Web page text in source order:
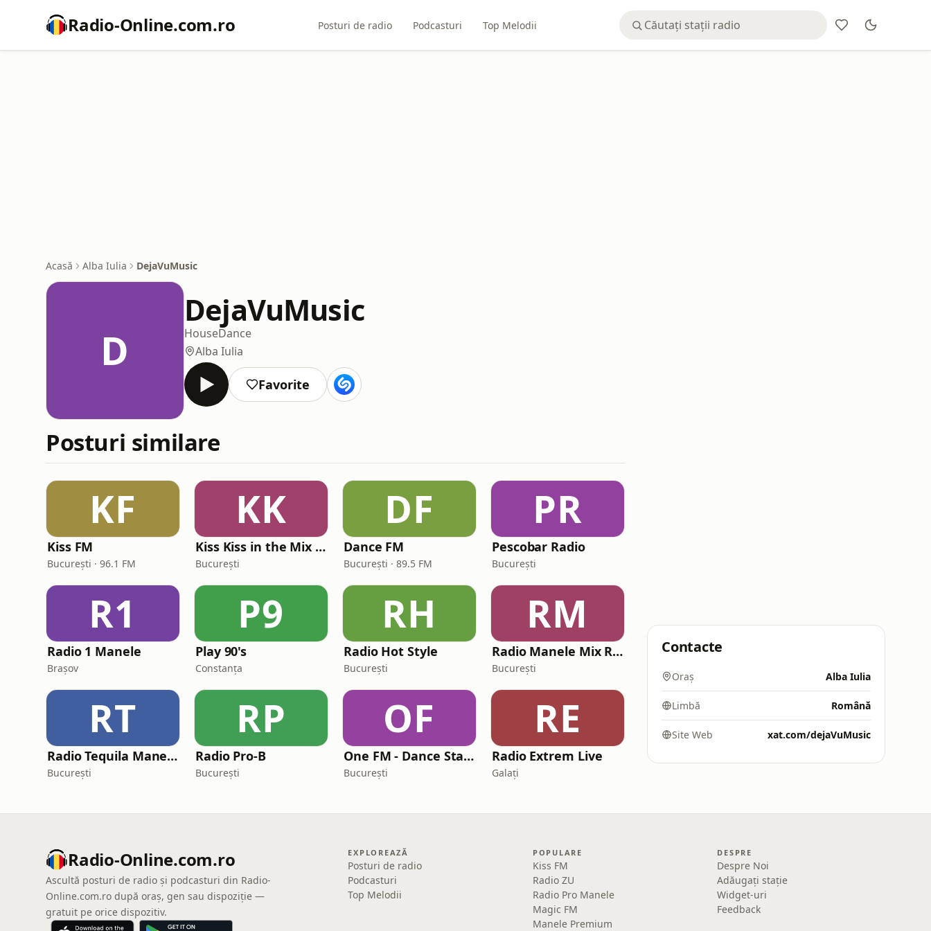
Radio-Online.com.ro Posturi de radio Podcasturi Top Melodii
Acasă Alba Iulia DejaVuMusic
D
DejaVuMusic
HouseDance
Alba Iulia
Favorite
Posturi similare
KF
Kiss FM
București · 96.1 FM
KK
Kiss Kiss in the Mix Radio
București
DF
Dance FM
București · 89.5 FM
PR
Pescobar Radio
București
R1
Radio 1 Manele
Brașov
P9
Play 90's
Constanța
RH
Radio Hot Style
București
RM
Radio Manele Mix Romania
București
RT
Radio Tequila Manele Romania
București
RP
Radio Pro-B
București
OF
One FM - Dance Station
București
RE
Radio Extrem Live
Galați
Contacte
Oraș Alba Iulia
Limbă Română
Site Web xat.com/dejaVuMusic
Radio-Online.com.ro
Ascultă posturi de radio și podcasturi din Radio-
Online.com.ro după oraș, gen sau dispoziție —
gratuit pe orice dispozitiv.
EXPLOREAZĂ
Posturi de radio
Podcasturi
Top Melodii
POPULARE
Kiss FM
Radio ZU
Radio Pro Manele
Magic FM
Manele Premium
DESPRE
Despre Noi
Adăugați stație
Widget-uri
Feedback